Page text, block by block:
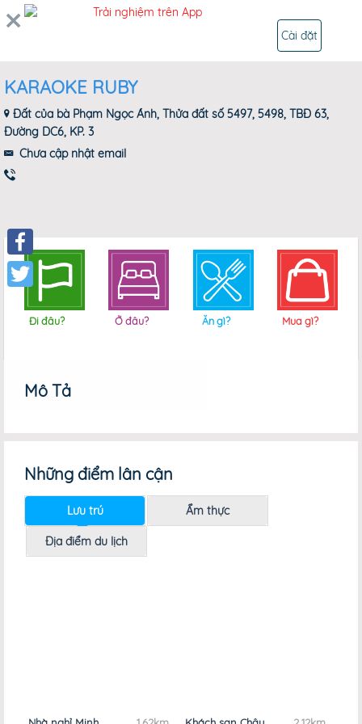
Facebook
Twitter
KARAOKE RUBY
Đất của bà Phạm Ngọc Ánh, Thửa đất số 5497, 5498, TBĐ 63,
Đường DC6, KP. 3
Chưa cập nhật email
Đi đâu? Ở đâu? Ăn gì? Mua gì?
Mô Tả
Những điểm lân cận
Lưu trú Ẩm thực
Địa điểm du lịch
Trải nghiệm trên App
Cài đặt